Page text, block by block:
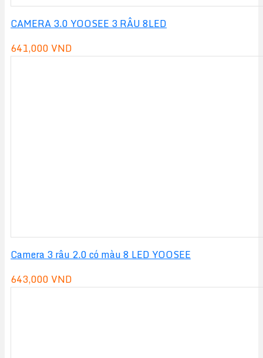
CAMERA 3.0 YOOSEE 3 RÂU 8LED
641,000VND
Camera 3 râu 2.0 có màu 8 LED YOOSEE
643,000VND